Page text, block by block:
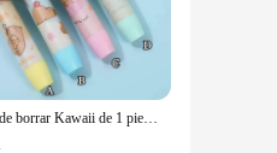
Goma de borrar Kawaii de 1 piezas, borrador tipo Capybara, divertido, material de papelería escolar, oficina y regalos, 2024